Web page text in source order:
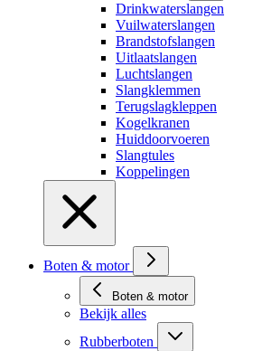
Drinkwaterslangen
Vuilwaterslangen
Brandstofslangen
Uitlaatslangen
Luchtslangen
Slangklemmen
Terugslagkleppen
Kogelkranen
Huiddoorvoeren
Slangtules
Koppelingen
Boten & motor
Boten & motor
Bekijk alles
Rubberboten